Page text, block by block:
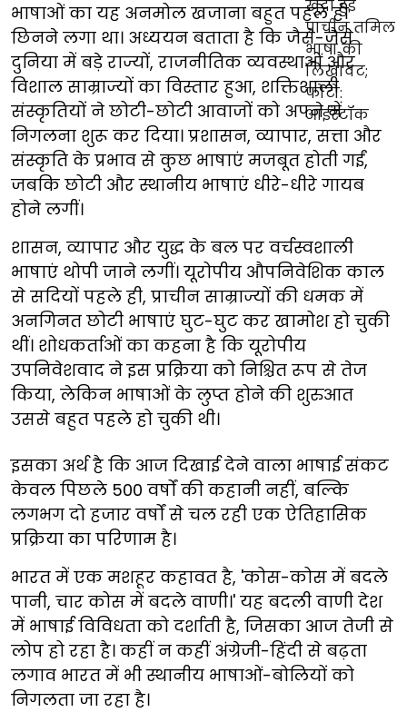
भाषाओं का यह अनमोल खजाना बहुत पहले ही
छिनने लगा था। अध्ययन बताता है कि जैसे-जैसे
दुनिया में बड़े राज्यों, राजनीतिक व्यवस्थाओं और
विशाल साम्राज्यों का विस्तार हुआ, शक्तिशाली
संस्कृतियों ने छोटी-छोटी आवाजों को अपने में
निगलना शुरू कर दिया। प्रशासन, व्यापार, सत्ता और
संस्कृति के प्रभाव से कुछ भाषाएं मजबूत होती गईं,
जबकि छोटी और स्थानीय भाषाएं धीरे-धीरे गायब
होने लगीं।
शासन, व्यापार और युद्ध के बल पर वर्चस्वशाली
भाषाएं थोपी जाने लगीं। यूरोपीय औपनिवेशिक काल
से सदियों पहले ही, प्राचीन साम्राज्यों की धमक में
अनगिनत छोटी भाषाएं घुट-घुट कर खामोश हो चुकी
थीं। शोधकर्ताओं का कहना है कि यूरोपीय
उपनिवेशवाद ने इस प्रक्रिया को निश्चित रूप से तेज
किया, लेकिन भाषाओं के लुप्त होने की शुरुआत
उससे बहुत पहले हो चुकी थी।
इसका अर्थ है कि आज दिखाई देने वाला भाषाई संकट
केवल पिछले 500 वर्षों की कहानी नहीं, बल्कि
लगभग दो हजार वर्षों से चल रही एक ऐतिहासिक
प्रक्रिया का परिणाम है।
भारत में एक मशहूर कहावत है, 'कोस-कोस में बदले
पानी, चार कोस में बदले वाणी।' यह बदली वाणी देश
में भाषाई विविधता को दर्शाती है, जिसका आज तेजी से
लोप हो रहा है। कहीं न कहीं अंग्रेजी-हिंदी से बढ़ता
लगाव भारत में भी स्थानीय भाषाओं-बोलियों को
निगलता जा रहा है।